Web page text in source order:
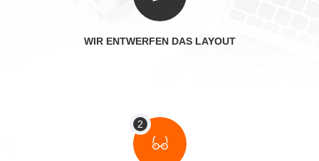
WIR ENTWERFEN DAS LAYOUT